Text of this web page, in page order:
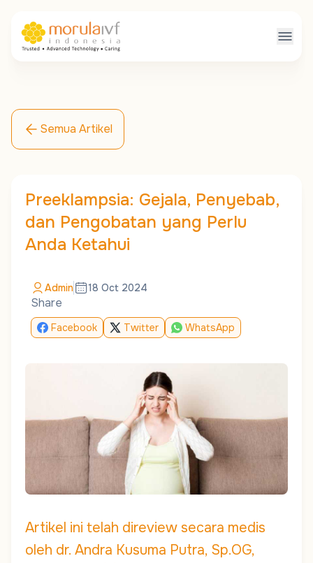
Semua Artikel
Preeklampsia: Gejala, Penyebab,
dan Pengobatan yang Perlu
Anda Ketahui
Admin 18 Oct 2024
Share
Facebook Twitter WhatsApp
Artikel ini telah direview secara medis
oleh dr. Andra Kusuma Putra, Sp.OG,